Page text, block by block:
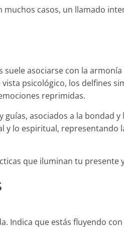
casos, un llamado
asociarse con la
psicológico, los delfines
reprimidas.
asociados a la bondad y
y lo espiritual, representando
que iluminan tu presente
Indica que estás fluyendo